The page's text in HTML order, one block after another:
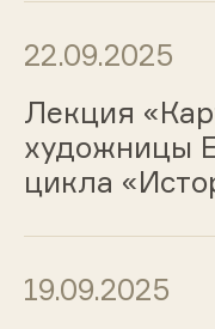
22.09.2025
Лекция
художницы
цикла
19.09.2025